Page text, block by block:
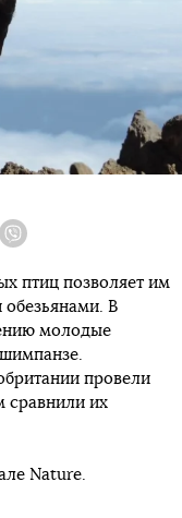
птиц позволяет им
обезьянами. В
молодые
провели
сравнили их
Nature.